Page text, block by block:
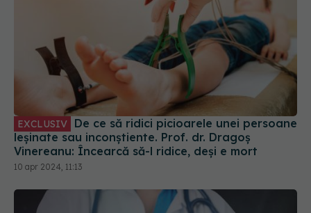
EXCLUSIV
leșinate sau inconștiente. Prof. dr. Dragoș
Vinereanu: Încearcă să-l ridice, deși e mort
10 apr 2024, 11:13